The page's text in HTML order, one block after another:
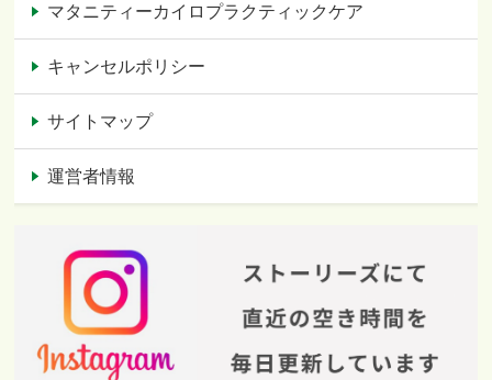
マタニティーカイロプラクティックケア
キャンセルポリシー
サイトマップ
運営者情報